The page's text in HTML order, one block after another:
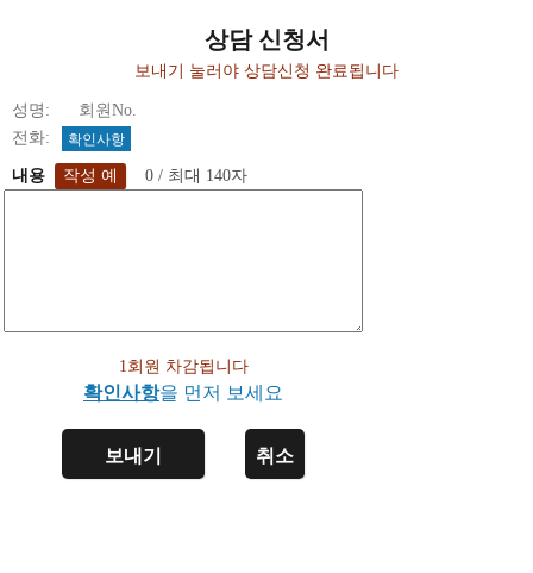
상담 신청서
보내기 눌러야 상담신청 완료됩니다
성명: 회원No.
전화:
확인사항
내용 0 / 최대 140자
1회원 차감됩니다
확인사항을 먼저 보세요